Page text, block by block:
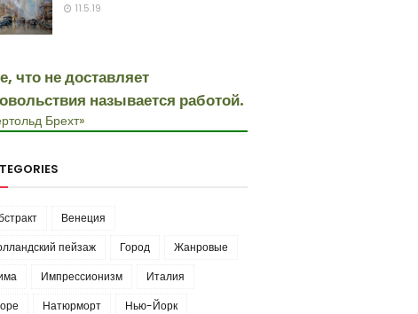
11.5.19
что не доставляет
называется работой.
Брехт»
Венеция
пейзаж
Город
Жанровые
Импрессионизм
Италия
Натюрморт
Нью-Йорк